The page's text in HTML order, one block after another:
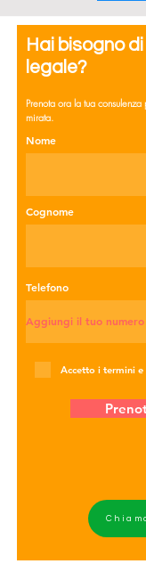
Hai bisogno
legale?
Prenota ora la tua
mirata.
Nome
Cognome
Telefono
Accetto i termini